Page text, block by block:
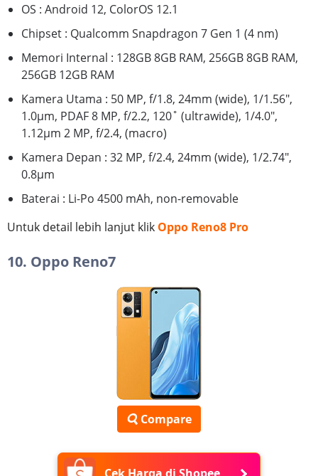
OS : Android 12, ColorOS 12.1
Chipset : Qualcomm Snapdragon 7 Gen 1 (4 nm)
Memori Internal : 128GB 8GB RAM, 256GB 8GB RAM,
256GB 12GB RAM
Kamera Utama : 50 MP, f/1.8, 24mm (wide), 1/1.56",
1.0µm, PDAF 8 MP, f/2.2, 120˚ (ultrawide), 1/4.0",
1.12µm 2 MP, f/2.4, (macro)
Kamera Depan : 32 MP, f/2.4, 24mm (wide), 1/2.74",
0.8µm
Baterai : Li-Po 4500 mAh, non-removable
Untuk detail lebih lanjut klik Oppo Reno8 Pro
10. Oppo Reno7
Compare